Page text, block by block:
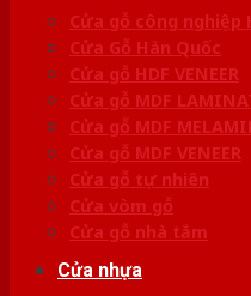
Cửa gỗ công nghiệp
Cửa Gỗ Hàn Quốc
Cửa gỗ HDF VENEER
Cửa gỗ MDF
Cửa gỗ MDF
Cửa gỗ MDF VENEER
Cửa gỗ tự nhiên
Cửa vòm gỗ
Cửa gỗ nhà tắm
Cửa nhựa